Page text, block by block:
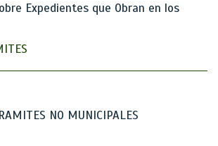
Expedientes que Obran en los
NO MUNICIPALES